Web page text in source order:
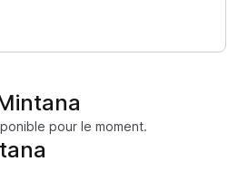
pour le moment.